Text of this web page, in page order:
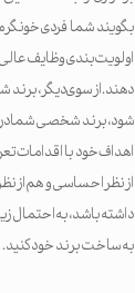
بگویند شما فردی
اولویت‌بندی وظایف
دهند. از سوی دیگر،
شود، برند شخصی شما در
اهداف خود با اقدامات
از نظر احساسی و هم از
داشته باشد، به احتمال
به ساخت برند خود کنید.